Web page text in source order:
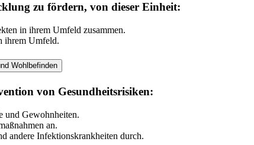
zu fördern, von dieser Einheit:
in ihrem Umfeld zusammen.
ihrem Umfeld.
Wohlbefinden
von Gesundheitsrisiken:
und Gewohnheiten.
an.
andere Infektionskrankheiten durch.